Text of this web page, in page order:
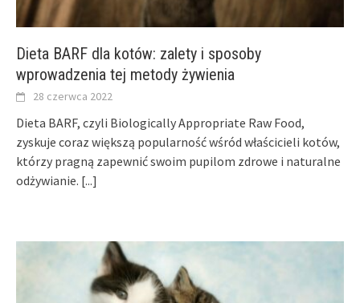
Dieta BARF dla kotów: zalety i sposoby
wprowadzenia tej metody żywienia
28 czerwca 2022
Dieta BARF, czyli Biologically Appropriate Raw Food,
zyskuje coraz większą popularność wśród właścicieli kotów,
którzy pragną zapewnić swoim pupilom zdrowe i naturalne
odżywianie. [...]